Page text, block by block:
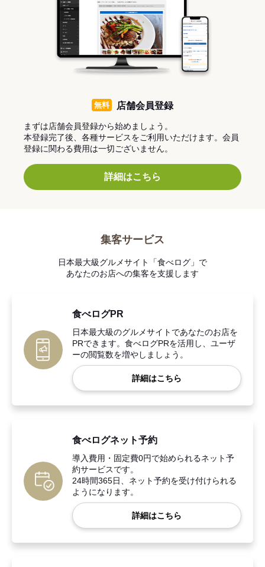
無料 店舗会員登録
まずは店舗会員登録から始めましょう。
本登録完了後、各種サービスをご利用いただけます。会員
登録に関わる費用は一切ございません。
詳細はこちら
集客サービス
日本最大級グルメサイト「食べログ」で
あなたのお店への集客を支援します
食べログPR
日本最大級のグルメサイトであなたのお店を
PRできます。食べログPRを活用し、ユーザ
ーの閲覧数を増やしましょう。
詳細はこちら
食べログネット予約
導入費用・固定費0円で始められるネット予
約サービスです。
24時間365日、ネット予約を受け付けられる
ようになります。
詳細はこちら